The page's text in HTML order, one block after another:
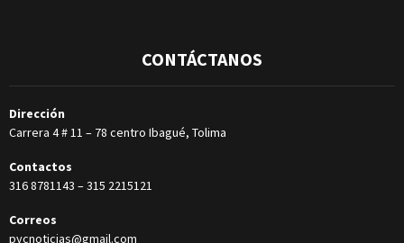
CONTÁCTANOS
Dirección
Carrera 4 # 11 – 78 centro Ibagué, Tolima
Contactos
316 8781143 –315 2215121
Correos
pycnoticias@gmail.com